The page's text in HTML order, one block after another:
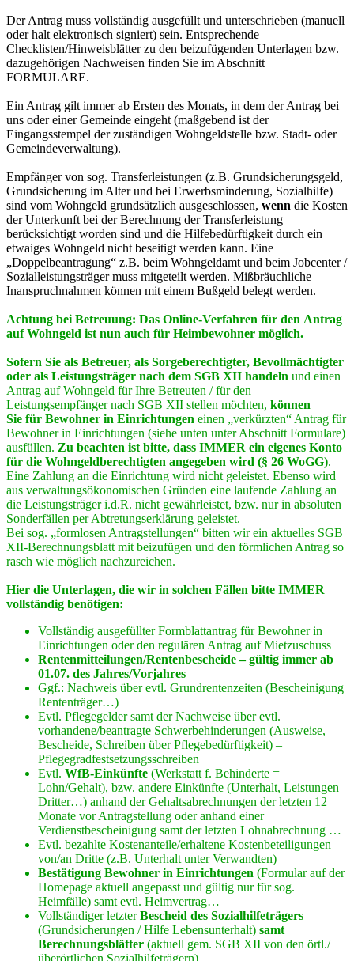
Der Antrag muss vollständig ausgefüllt und unterschrieben (manuell
oder halt elektronisch signiert) sein. Entsprechende
Checklisten/Hinweisblätter zu den beizufügenden Unterlagen bzw.
dazugehörigen Nachweisen finden Sie im Abschnitt
FORMULARE.
Ein Antrag gilt immer ab Ersten des Monats, in dem der Antrag bei
uns oder einer Gemeinde eingeht (maßgebend ist der
Eingangsstempel der zuständigen Wohngeldstelle bzw. Stadt- oder
Gemeindeverwaltung).
Empfänger von sog. Transferleistungen (z.B. Grundsicherungsgeld,
Grundsicherung im Alter und bei Erwerbsminderung, Sozialhilfe)
sind vom Wohngeld grundsätzlich ausgeschlossen, wenn die Kosten
der Unterkunft bei der Berechnung der Transferleistung
berücksichtigt worden sind und die Hilfebedürftigkeit durch ein
etwaiges Wohngeld nicht beseitigt werden kann. Eine
„Doppelbeantragung“ z.B. beim Wohngeldamt und beim Jobcenter /
Sozialleistungsträger muss mitgeteilt werden. Mißbräuchliche
Inanspruchnahmen können mit einem Bußgeld belegt werden.
Achtung bei Betreuung: Das Online-Verfahren für den Antrag
auf Wohngeld ist nun auch für Heimbewohner möglich.
Sofern Sie als Betreuer, als Sorgeberechtigter, Bevollmächtigter
oder als Leistungsträger nach dem SGB XII handeln und einen
Antrag auf Wohngeld für Ihre Betreuten / für den
Leistungsempfänger nach SGB XII stellen möchten, können
Sie für Bewohner in Einrichtungen einen „verkürzten“ Antrag für
Bewohner in Einrichtungen (siehe unten unter Abschnitt Formulare)
ausfüllen. Zu beachten ist bitte, dass IMMER ein eigenes Konto
für die Wohngeldberechtigten angegeben wird (§ 26 WoGG).
Eine Zahlung an die Einrichtung wird nicht geleistet. Ebenso wird
aus verwaltungsökonomischen Gründen eine laufende Zahlung an
die Leistungsträger i.d.R. nicht gewährleistet, bzw. nur in absoluten
Sonderfällen per Abtretungserklärung geleistet.
Bei sog. „formlosen Antragstellungen“ bitten wir ein aktuelles SGB
XII-Berechnungsblatt mit beizufügen und den förmlichen Antrag so
rasch wie möglich nachzureichen.
Hier die Unterlagen, die wir in solchen Fällen bitte IMMER
vollständig benötigen:
Vollständig ausgefüllter Formblattantrag für Bewohner in
Einrichtungen oder den regulären Antrag auf Mietzuschuss
Rentenmitteilungen/Rentenbescheide – gültig immer ab
01.07. des Jahres/Vorjahres
Ggf.: Nachweis über evtl. Grundrentenzeiten (Bescheinigung
Rententräger…)
Evtl. Pflegegelder samt der Nachweise über evtl.
vorhandene/beantragte Schwerbehinderungen (Ausweise,
Bescheide, Schreiben über Pflegebedürftigkeit) –
Pflegegradfestsetzungsschreiben
Evtl. WfB-Einkünfte (Werkstatt f. Behinderte =
Lohn/Gehalt), bzw. andere Einkünfte (Unterhalt, Leistungen
Dritter…) anhand der Gehaltsabrechnungen der letzten 12
Monate vor Antragstellung oder anhand einer
Verdienstbescheinigung samt der letzten Lohnabrechnung …
Evtl. bezahlte Kostenanteile/erhaltene Kostenbeteiligungen
von/an Dritte (z.B. Unterhalt unter Verwandten)
Bestätigung Bewohner in Einrichtungen (Formular auf der
Homepage aktuell angepasst und gültig nur für sog.
Heimfälle) samt evtl. Heimvertrag…
Vollständiger letzterBescheid des Sozialhilfeträgers
(Grundsicherungen / Hilfe Lebensunterhalt) samt
Berechnungsblätter (aktuell gem. SGB XII von den örtl./